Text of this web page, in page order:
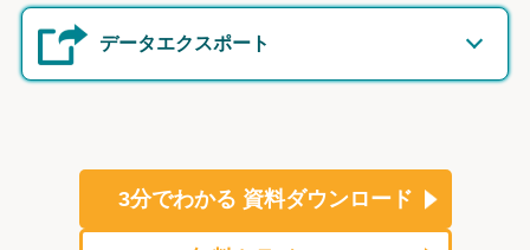
データエクスポート
3分でわかる 資料ダウンロード